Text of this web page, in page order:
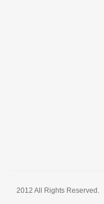
2012 All Rights Reserved.